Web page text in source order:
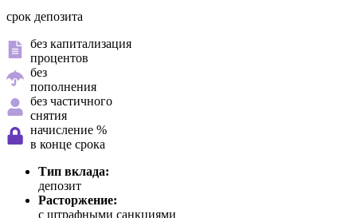
срок депозита
без капитализация
процентов
без
пополнения
без частичного
снятия
начисление %
в конце срока
Тип вклада:
депозит
Расторжение:
с штрафными санкциями